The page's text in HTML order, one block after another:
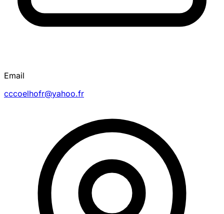
Email
cccoelhofr@yahoo.fr